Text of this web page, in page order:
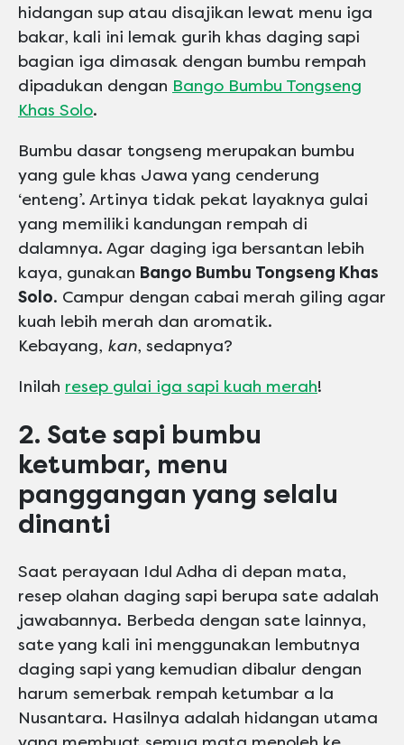
hidangan sup atau disajikan lewat menu iga
bakar, kali ini lemak gurih khas daging sapi
bagian iga dimasak dengan bumbu rempah
dipadukan dengan Bango Bumbu Tongseng
Khas Solo.
Bumbu dasar tongseng merupakan bumbu
yang gule khas Jawa yang cenderung
‘enteng’. Artinya tidak pekat layaknya gulai
yang memiliki kandungan rempah di
dalamnya. Agar daging iga bersantan lebih
kaya, gunakan Bango Bumbu Tongseng Khas
Solo. Campur dengan cabai merah giling agar
kuah lebih merah dan aromatik.
Kebayang, kan, sedapnya?
Inilah resep gulai iga sapi kuah merah!
2. Sate sapi bumbu
ketumbar, menu
panggangan yang selalu
dinanti
Saat perayaan Idul Adha di depan mata,
resep olahan daging sapi berupa sate adalah
jawabannya. Berbeda dengan sate lainnya,
sate yang kali ini menggunakan lembutnya
daging sapi yang kemudian dibalur dengan
harum semerbak rempah ketumbar a la
Nusantara. Hasilnya adalah hidangan utama